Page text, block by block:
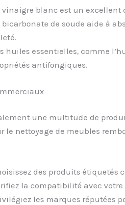
vinaigre blanc est un
bicarbonate de soude aide à
huiles essentielles, comme
antifongiques.
une multitude de
le nettoyage de meubles
des produits étiquetés
la compatibilité avec votre
les marques réputées